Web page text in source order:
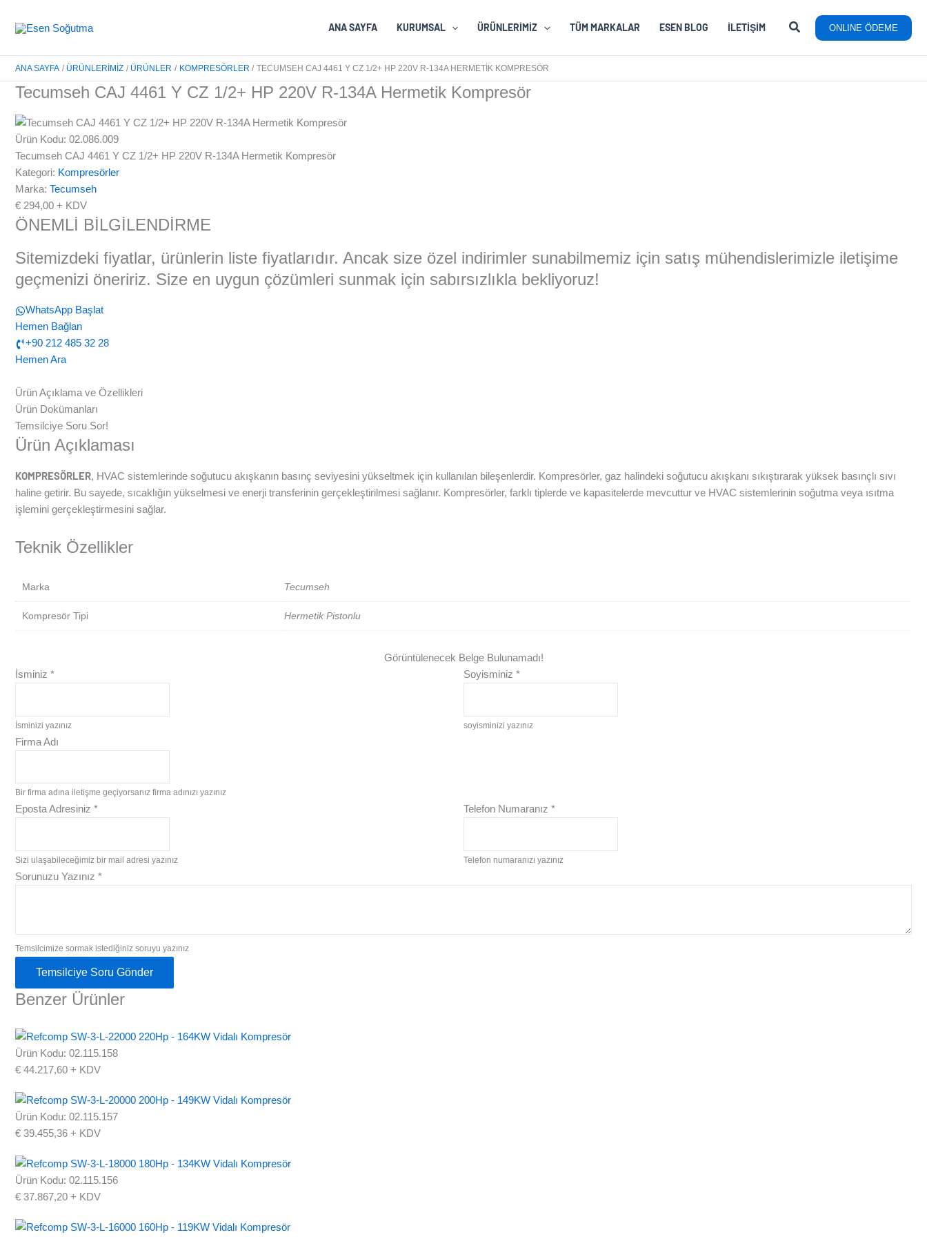
ANA SAYFA KURUMSAL ÜRÜNLERIMIZ TÜM MARKALAR ESEN BLOG İLETIŞIM ONLINE ÖDEME
ANA SAYFA ÜRÜNLERIMIZ ÜRÜNLER KOMPRESÖRLER TECUMSEH CAJ 4461 Y CZ 1/2+ HP 220V R-134A HERMETIK KOMPRESÖR
Tecumseh CAJ 4461 Y CZ 1/2+ HP 220V R-134A Hermetik Kompresör
Ürün Kodu: 02.086.009
Tecumseh CAJ 4461 Y CZ 1/2+ HP 220V R-134A Hermetik Kompresör
Kategori: Kompresörler
Marka: Tecumseh
€ 294,00 + KDV
ÖNEMLİ BİLGİLENDİRME
Sitemizdeki fiyatlar, ürünlerin liste fiyatlarıdır. Ancak size özel indirimler sunabilmemiz için satış mühendislerimizle iletişime
geçmenizi öneririz. Size en uygun çözümleri sunmak için sabırsızlıkla bekliyoruz!
WhatsApp Başlat
Hemen Bağlan
+90 212 485 32 28
Hemen Ara
Ürün Açıklama ve Özellikleri
Ürün Dokümanları
Temsilciye Soru Sor!
Ürün Açıklaması
KOMPRESÖRLER, HVAC sistemlerinde soğutucu akışkanın basınç seviyesini yükseltmek için kullanılan bileşenlerdir. Kompresörler, gaz halindeki soğutucu akışkanı sıkıştırarak yüksek basınçlı sıvı
haline getirir. Bu sayede, sıcaklığın yükselmesi ve enerji transferinin gerçekleştirilmesi sağlanır. Kompresörler, farklı tiplerde ve kapasitelerde mevcuttur ve HVAC sistemlerinin soğutma veya ısıtma
işlemini gerçekleştirmesini sağlar.
Teknik Özellikler
Marka Tecumseh
Kompresör Tipi Hermetik Pistonlu
Görüntülenecek Belge Bulunamadı!
İsminiz *
İsminizi yazınız
Soyisminiz *
soyisminizi yazınız
Firma Adı
Bir firma adına iletişme geçiyorsanız firma adınızı yazınız
Eposta Adresiniz *
Sizi ulaşabileceğimiz bir mail adresi yazınız
Telefon Numaranız *
Telefon numaranızı yazınız
Sorunuzu Yazınız *
Temsilcimize sormak istediğiniz soruyu yazınız
Temsilciye Soru Gönder
Benzer Ürünler
Ürün Kodu: 02.115.158
€ 44.217,60 + KDV
Ürün Kodu: 02.115.157
€ 39.455,36 + KDV
Ürün Kodu: 02.115.156
€ 37.867,20 + KDV